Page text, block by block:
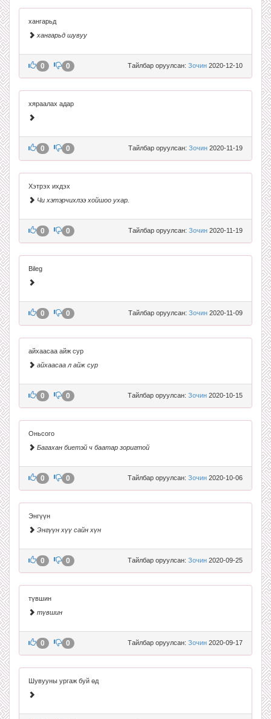
хангарьд
хангарьд шувуу
Тайлбар оруулсан: Зочин 2020-12-10
0 0
хяраалах адар
Тайлбар оруулсан: Зочин 2020-11-19
0 0
Хэтрэх ихдэх
Чи хэтэрчихлээ хойшоо ухар.
Тайлбар оруулсан: Зочин 2020-11-19
0 0
Bileg
Тайлбар оруулсан: Зочин 2020-11-09
0 0
айхаасаа айж сур
айхаасаа л айж сур
Тайлбар оруулсан: Зочин 2020-10-15
0 0
Оньсого
Багахан биетэй ч баатар зоригтой
Тайлбар оруулсан: Зочин 2020-10-06
0 0
Энгүүн
Энгүүн хүү сайн хүн
Тайлбар оруулсан: Зочин 2020-09-25
0 0
түвшин
түвшин
Тайлбар оруулсан: Зочин 2020-09-17
0 0
Шувууны ургаж буй өд